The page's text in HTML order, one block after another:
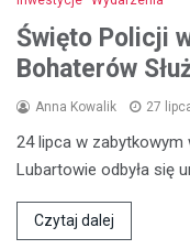
Święto Policji
Bohaterów
Anna Kowalik 27
24 lipca w zabytkowym
Lubartowie odbyła się
Czytaj dalej